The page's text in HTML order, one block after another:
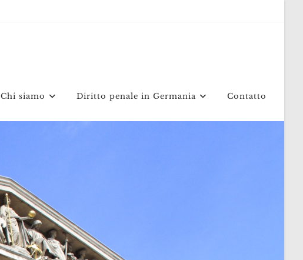
Chi siamo Diritto penale in Germania Contatto